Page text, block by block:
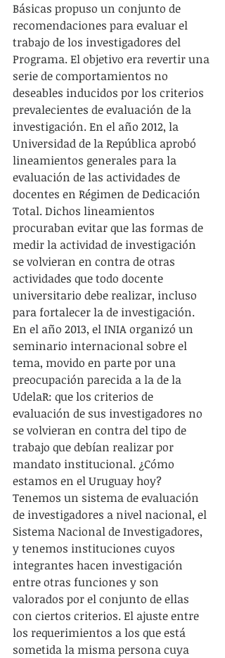
Básicas propuso un conjunto de
recomendaciones para evaluar el
trabajo de los investigadores del
Programa. El objetivo era revertir una
serie de comportamientos no
deseables inducidos por los criterios
prevalecientes de evaluación de la
investigación. En el año 2012, la
Universidad de la República aprobó
lineamientos generales para la
evaluación de las actividades de
docentes en Régimen de Dedicación
Total. Dichos lineamientos
procuraban evitar que las formas de
medir la actividad de investigación
se volvieran en contra de otras
actividades que todo docente
universitario debe realizar, incluso
para fortalecer la de investigación.
En el año 2013, el INIA organizó un
seminario internacional sobre el
tema, movido en parte por una
preocupación parecida a la de la
UdelaR: que los criterios de
evaluación de sus investigadores no
se volvieran en contra del tipo de
trabajo que debían realizar por
mandato institucional. ¿Cómo
estamos en el Uruguay hoy?
Tenemos un sistema de evaluación
de investigadores a nivel nacional, el
Sistema Nacional de Investigadores,
y tenemos instituciones cuyos
integrantes hacen investigación
entre otras funciones y son
valorados por el conjunto de ellas
con ciertos criterios. El ajuste entre
los requerimientos a los que está
sometida la misma persona cuya